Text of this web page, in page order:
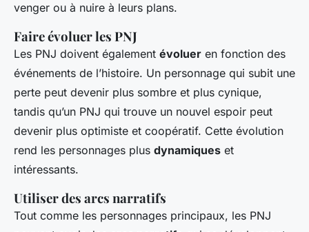
venger ou à nuire à leurs plans.
Faire évoluer les PNJ
Les PNJ doivent également évoluer en fonction des
événements de l’histoire. Un personnage qui subit une
perte peut devenir plus sombre et plus cynique,
tandis qu’un PNJ qui trouve un nouvel espoir peut
devenir plus optimiste et coopératif. Cette évolution
rend les personnages plus dynamiques et
intéressants.
Utiliser des arcs narratifs
Tout comme les personnages principaux, les PNJ